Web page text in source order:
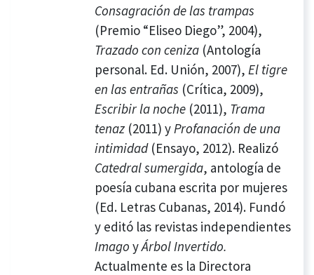
Consagración de las trampas
(Premio “Eliseo Diego”, 2004),
Trazado con ceniza (Antología
personal. Ed. Unión, 2007), El tigre
en las entrañas (Crítica, 2009),
Escribir la noche(2011), Trama
tenaz(2011) y Profanación de una
intimidad(Ensayo, 2012). Realizó
Catedral sumergida, antología de
poesía cubana escrita por mujeres
(Ed. Letras Cubanas, 2014). Fundó
y editó las revistas independientes
Imago yÁrbol Invertido.
Actualmente es la Directora